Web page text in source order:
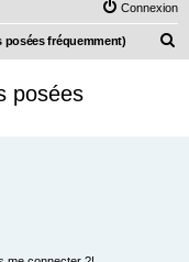
Connexion
fréquemment)
posées